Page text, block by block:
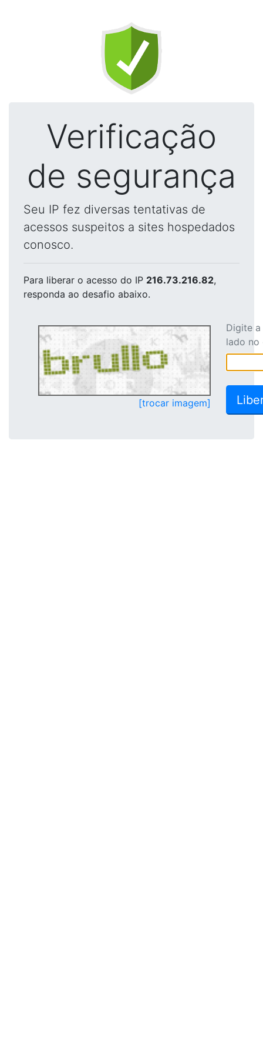
Verificação
de segurança
Seu IP fez diversas tentativas de
acessos suspeitos a sites hospedados
conosco.
Para liberar o acesso do IP 216.73.216.82,
responda ao desafio abaixo.
[trocar imagem]
Digite
lado no